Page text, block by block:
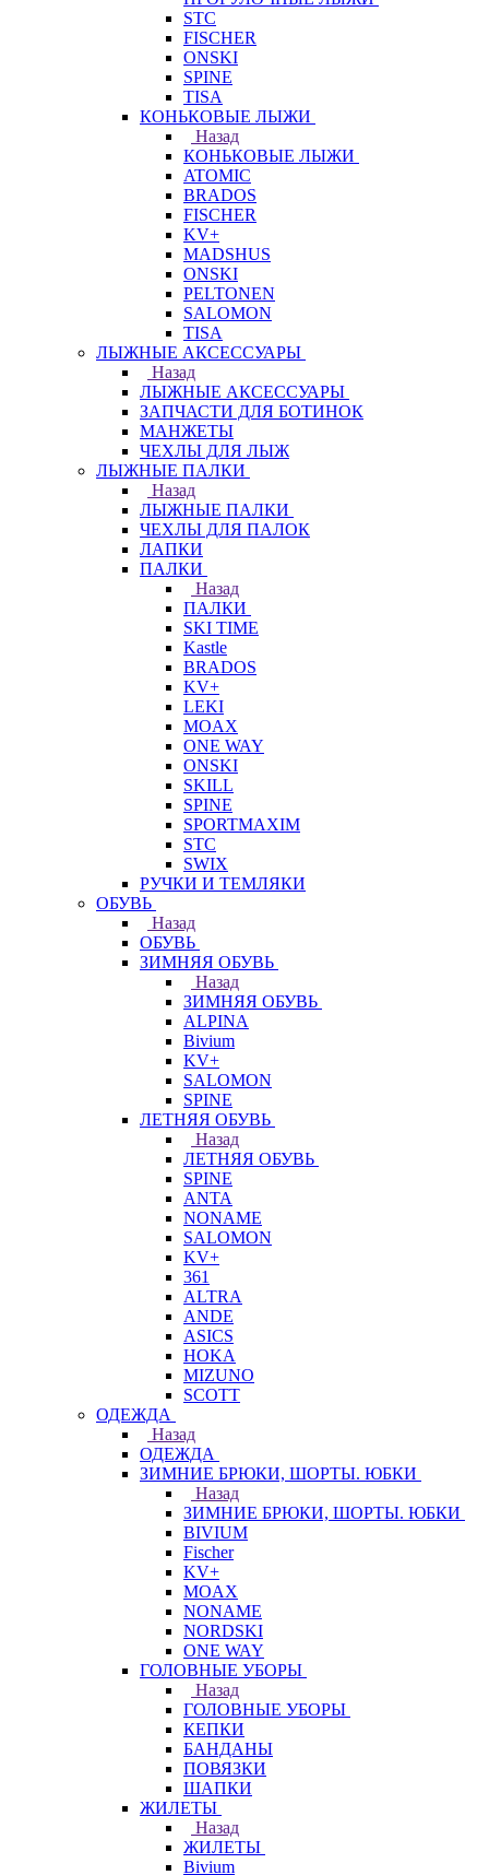
STC
FISCHER
ONSKI
SPINE
TISA
КОНЬКОВЫЕ ЛЫЖИ
Назад
КОНЬКОВЫЕ ЛЫЖИ
ATOMIC
BRADOS
FISCHER
KV+
MADSHUS
ONSKI
PELTONEN
SALOMON
TISA
ЛЫЖНЫЕ АКСЕССУАРЫ
Назад
ЛЫЖНЫЕ АКСЕССУАРЫ
ЗАПЧАСТИ ДЛЯ БОТИНОК
МАНЖЕТЫ
ЧЕХЛЫ ДЛЯ ЛЫЖ
ЛЫЖНЫЕ ПАЛКИ
Назад
ЛЫЖНЫЕ ПАЛКИ
ЧЕХЛЫ ДЛЯ ПАЛОК
ЛАПКИ
ПАЛКИ
Назад
ПАЛКИ
SKI TIME
Kastle
BRADOS
KV+
LEKI
MOAX
ONE WAY
ONSKI
SKILL
SPINE
SPORTMAXIM
STC
SWIX
РУЧКИ И ТЕМЛЯКИ
ОБУВЬ
Назад
ОБУВЬ
ЗИМНЯЯ ОБУВЬ
Назад
ЗИМНЯЯ ОБУВЬ
ALPINA
Bivium
KV+
SALOMON
SPINE
ЛЕТНЯЯ ОБУВЬ
Назад
ЛЕТНЯЯ ОБУВЬ
SPINE
ANTA
NONAME
SALOMON
KV+
361
ALTRA
ANDE
ASICS
HOKA
MIZUNO
SCOTT
ОДЕЖДА
Назад
ОДЕЖДА
ЗИМНИЕ БРЮКИ, ШОРТЫ. ЮБКИ
Назад
ЗИМНИЕ БРЮКИ, ШОРТЫ. ЮБКИ
BIVIUM
Fischer
KV+
MOAX
NONAME
NORDSKI
ONE WAY
ГОЛОВНЫЕ УБОРЫ
Назад
ГОЛОВНЫЕ УБОРЫ
КЕПКИ
БАНДАНЫ
ПОВЯЗКИ
ШАПКИ
ЖИЛЕТЫ
Назад
ЖИЛЕТЫ
Bivium